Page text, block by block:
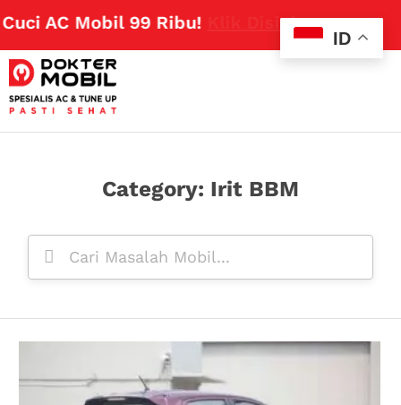
Mobil 99 Ribu! Klik Disini
Category: Irit BBM
ID